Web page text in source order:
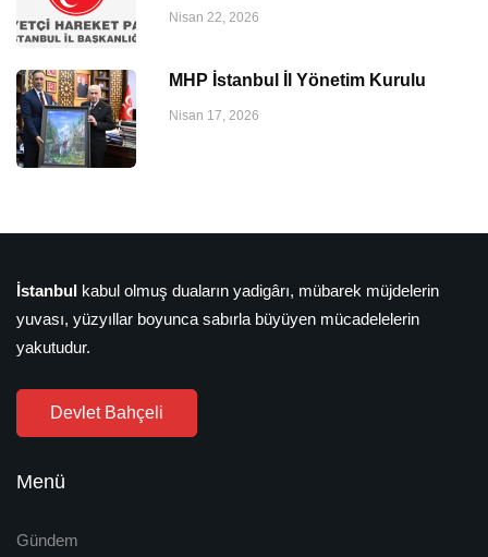
Nisan 22, 2026
MHP İstanbul İl Yönetim Kurulu
Nisan 17, 2026
İstanbul kabul olmuş duaların yadigârı, mübarek müjdelerin
yuvası, yüzyıllar boyunca sabırla büyüyen mücadelelerin
yakutudur.
Devlet Bahçeli
Menü
Gündem